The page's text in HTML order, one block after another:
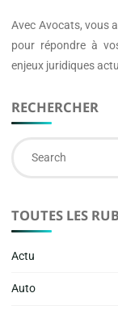
Avec Avocats, vous
pour répondre à
enjeux juridiques
RECHERCHER
TOUTES LES
Actu
Auto